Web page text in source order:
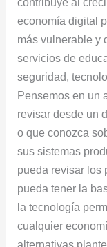
economía digital
más vulnerable y
servicios de
seguridad,
Pensemos en un
revisar desde un
o que conozca
sus sistemas
pueda revisar los
pueda tener la
la tecnología
cualquier
alternativas